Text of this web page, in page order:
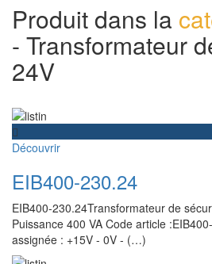
Produit dans la
- Transformateur
24V
Découvrir
EIB400-230.24
EIB400-230.24Transformateur de
Puissance 400 VA Code article
assignée : +15V - 0V - (…)